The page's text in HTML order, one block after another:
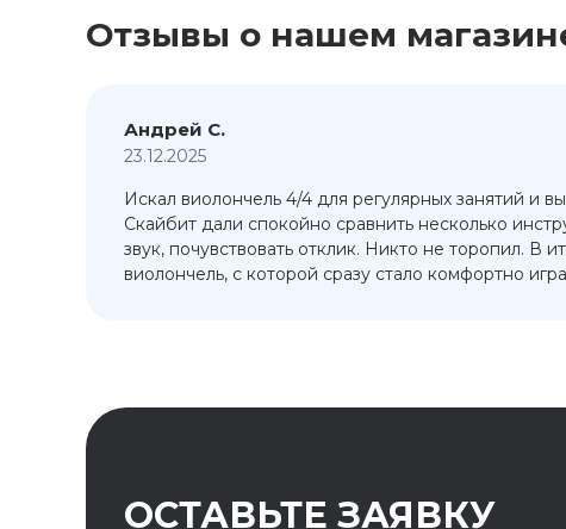
Отзывы о нашем
Андрей С.
23.12.2025
Искал виолончель 4/4 для регулярных занятий и
Скайбит дали спокойно сравнить несколько
звук, почувствовать отклик. Никто не торопил. В
виолончель, с которой сразу стало комфортно
ОСТАВЬТЕ ЗАЯВКУ